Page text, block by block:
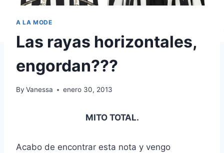
A LA MODE
Las rayas horizontales,
engordan???
By Vanessa enero 30, 2013
MITO TOTAL.
Acabo de encontrar esta nota y vengo